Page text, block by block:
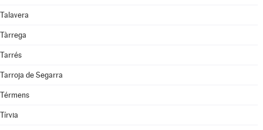
Talavera
Tàrrega
Tarrés
Tarroja de Segarra
Térmens
Tírvia